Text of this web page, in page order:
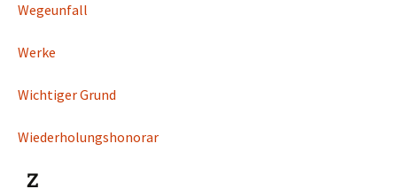
Wegeunfall
Werke
Wichtiger Grund
Wiederholungshonorar
Z